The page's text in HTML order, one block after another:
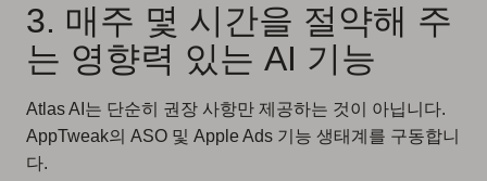
3. 매주 몇 시간을 절약해 주
는 영향력 있는 AI 기능
Atlas AI는 단순히 권장 사항만 제공하는 것이 아닙니다.
AppTweak의 ASO 및 Apple Ads 기능 생태계를 구동합니
다.